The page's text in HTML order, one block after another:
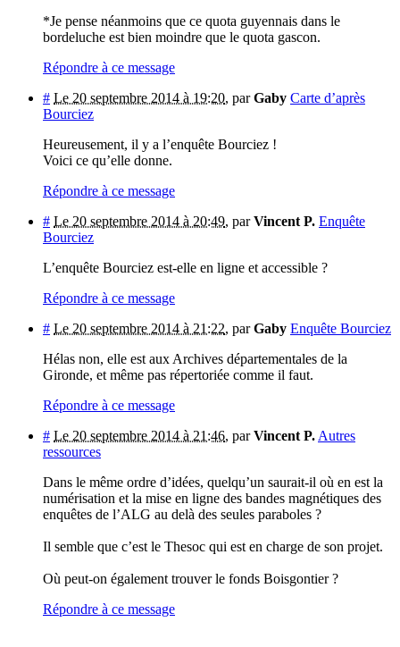
*Je pense néanmoins que ce quota guyennais dans le
bordeluche est bien moindre que le quota gascon.
Répondre à ce message
# Le 20 septembre 2014 à 19:20, parGaby Carte d’après
Bourciez
Heureusement, il y a l’enquête Bourciez !
Voici ce qu’elle donne.
Répondre à ce message
# Le 20 septembre 2014 à 20:49, parVincent P. Enquête
Bourciez
L’enquête Bourciez est-elle en ligne et accessible ?
Répondre à ce message
# Le 20 septembre 2014 à 21:22, parGaby Enquête Bourciez
Hélas non, elle est aux Archives départementales de la
Gironde, et même pas répertoriée comme il faut.
Répondre à ce message
# Le 20 septembre 2014 à 21:46, parVincent P. Autres
ressources
Dans le même ordre d’idées, quelqu’un saurait-il où en est la
numérisation et la mise en ligne des bandes magnétiques des
enquêtes de l’ALG au delà des seules paraboles ?
Il semble que c’est le Thesoc qui est en charge de son projet.
Où peut-on également trouver le fonds Boisgontier ?
Répondre à ce message